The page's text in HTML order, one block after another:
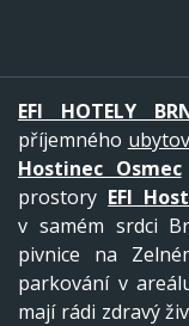
EFI HOTELY
příjemného
Hostinec Osmec
prostory EFI
v samém srdci
pivnice na
parkování v
mají rádi zdravý